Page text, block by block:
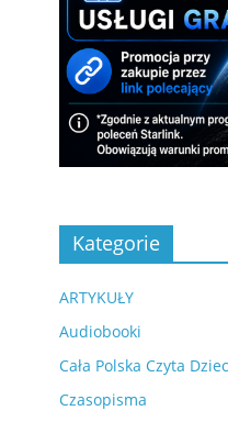
Kategorie
ARTYKUŁY
Audiobooki
Cała Polska Czyta
Czasopisma